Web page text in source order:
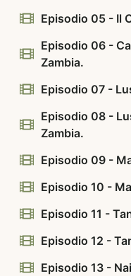
Episodio 05 - Il
Episodio 06 -
Zambia.
Episodio 07 -
Episodio 08 -
Zambia.
Episodio 09 -
Episodio 10 -
Episodio 11 -
Episodio 12 -
Episodio 13 -